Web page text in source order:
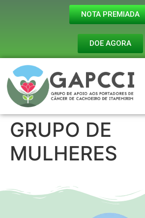
NOTA PREMIADA
DOE AGORA
GRUPO DE
MULHERES